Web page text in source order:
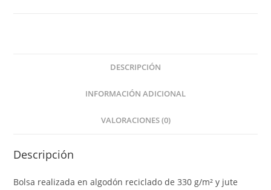
DESCRIPCIÓN
INFORMACIÓN ADICIONAL
VALORACIONES (0)
Descripción
Bolsa realizada en algodón reciclado de 330 g/m² y jute